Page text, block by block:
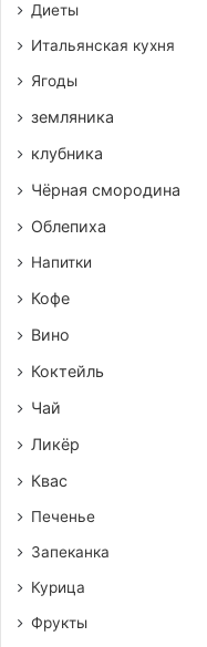
Диеты
Итальянская кухня
Ягоды
земляника
клубника
Чёрная смородина
Облепиха
Напитки
Кофе
Вино
Коктейль
Чай
Ликёр
Квас
Печенье
Запеканка
Курица
Фрукты